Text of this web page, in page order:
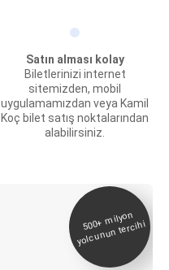
Satın alması kolay
Biletlerinizi internet
sitemizden, mobil
uygulamamızdan veya Kamil
Koç bilet satış noktalarından
alabilirsiniz.
500+
milyon
yolcunun tercihi